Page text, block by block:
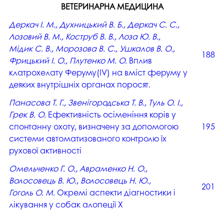
ВЕТЕРИНАРНА МЕДИЦИНА
Деркач І. М., Духницький В. Б., Деркач С. С.,
Лозовий В. М., Коструб В. В., Лоза Ю. В.,
Мідик С. В., Морозова В. С., Ушкалов В. О.,
Фрицький І. О., Плутенко М. О. Вплив
клатрохелату Феруму(IV) на вміст феруму у
деяких внутрішніх органах поросят.
188
Панасова Т. Г., Звенігородська Т. В., Туль О. І.,
Грек В. О. Ефективність осіменіння корів у
спонтанну охоту, визначену за допомогою
системи автоматизованого контролю їх
рухової активності
195
Омельченко Г. О., Авраменко Н. О.,
Волосовець В. Ю., Волосовець Н. Ю.,
Гоголь О. М. Окремі аспекти діагностики і
лікування у собак алопеції Х
201